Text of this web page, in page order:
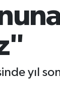
ALTIN
6660.55
%0.03
yıl